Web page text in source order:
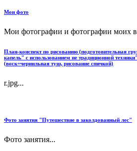
Мои фото
Мои фотографии и фотографии моих
План-конспект по рисованию (подготовительная
капель" с использованием не традиционной
(воск+чернильная туш, рисование спичкой)
r.jpg...
Фото занятия "Путешествие в заколдованный лес"
Фото занятия...